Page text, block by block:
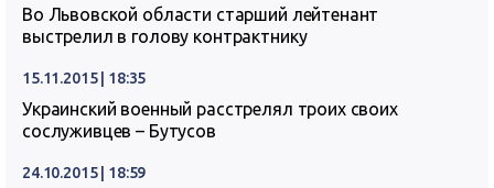
Во Львовской области старший лейтенант
выстрелил в голову контрактнику
15.11.2015 | 18:35
Украинский военный расстрелял троих своих
сослуживцев – Бутусов
24.10.2015 | 18:59